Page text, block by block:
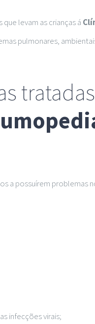
levam as crianças á
pulmonares,
a possuírem problemas
infecções virais;